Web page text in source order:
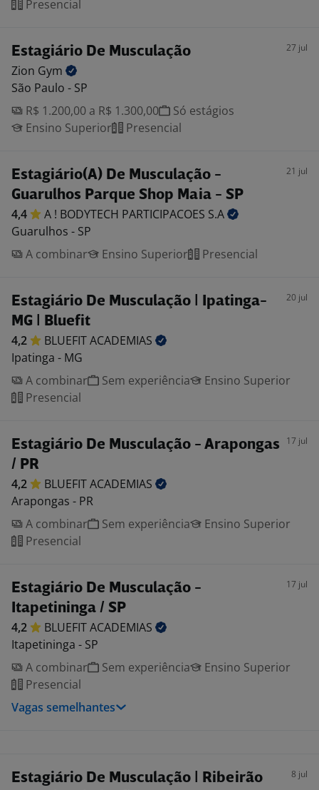
Presencial
Estagiário De Musculação 27 jul
Zion Gym
São Paulo - SP
R$ 1.200,00 a R$ 1.300,00
Só estágios
Ensino Superior
Presencial
Estagiário(A) De Musculação -
Guarulhos Parque Shop Maia - SP
21 jul
4,4 A ! BODYTECH PARTICIPACOES S.A
Guarulhos - SP
A combinar
Ensino Superior Presencial
Estagiário De Musculação | Ipatinga-
MG | Bluefit
20 jul
4,2 BLUEFITACADEMIAS
Ipatinga - MG
A combinar
Sem experiência
Ensino Superior
Presencial
Estagiário De Musculação - Arapongas
/ PR
17 jul
4,2 BLUEFITACADEMIAS
Arapongas - PR
A combinar
Sem experiência
Ensino Superior
Presencial
Estagiário De Musculação -
Itapetininga / SP
17 jul
4,2 BLUEFITACADEMIAS
Itapetininga - SP
A combinar
Sem experiência
Ensino Superior
Presencial
Vagas semelhantes
Estagiário De Musculação | Ribeirão
8 jul